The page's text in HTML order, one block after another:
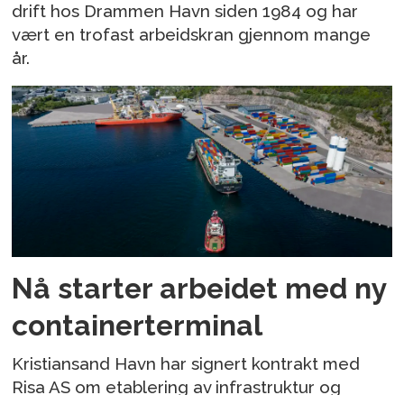
drift hos Drammen Havn siden 1984 og har
vært en trofast arbeidskran gjennom mange
år.
Nå starter arbeidet med ny
containerterminal
Kristiansand Havn har signert kontrakt med
Risa AS om etablering av infrastruktur og